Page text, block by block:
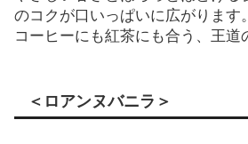
のコクが口いっぱいに広がります。
コーヒーにも紅茶にも合う、王道
＜ロアンヌバニラ＞